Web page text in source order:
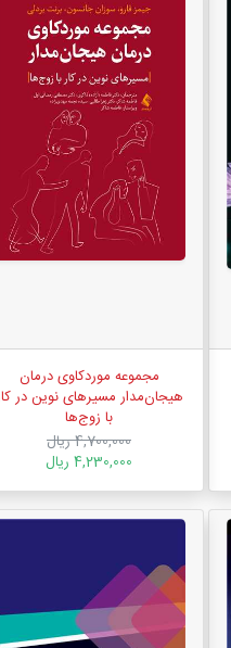
مجموعه موردکاوی درمان
هیجان‌مدار مسیرهای نوین در
با زوج‌ها
4,700,000 ریال
4,230,000 ریال